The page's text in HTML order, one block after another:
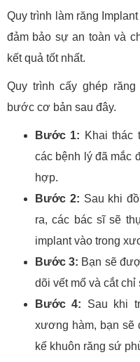
Quy trình làm răng
đảm bảo sự an toàn và
kết quả tốt nhất.
Quy trình cấy ghép
bước cơ bản sau đây.
Bước 1: Khai thác
các bệnh lý đã mắc
hợp.
Bước 2: Sau khi
ra, các bác sĩ sẽ
implant vào trong
Bước 3: Bạn sẽ
dõi vết mổ và cắt chỉ
Bước 4: Sau khi
xương hàm, bạn sẽ
kế khuôn răng sứ